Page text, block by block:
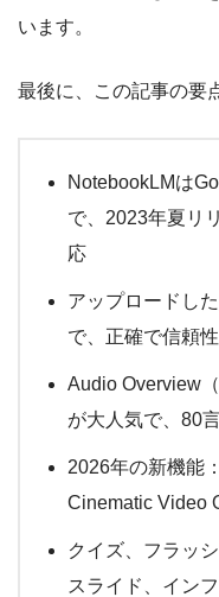
います。
最後に、この記事の要
NotebookLMは
で、2023年夏リ
応
アップロードし
で、正確で信頼
Audio Overview
が大人気で、80
2026年の新機能
Cinematic Video
クイズ、フラッ
スライド、イン